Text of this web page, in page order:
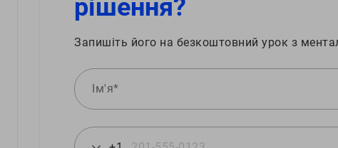
рішення?
Запишіть його на безкоштовний урок з